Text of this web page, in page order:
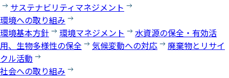
サステナビリティマネジメント
環境への取り組み
環境基本方針
環境マネジメント
水資源の保全・有効活
用、生物多様性の保全
気候変動への対応
廃棄物とリサイ
クル活動
社会への取り組み